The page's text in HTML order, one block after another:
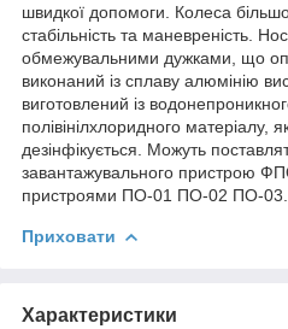
швидкої допомоги. Колеса
стабільність та маневреність.
обмежувальними дужками, що
виконаний із сплаву алюмінію
виготовлений із
полівінілхлоридного матеріалу,
дезінфікується. Можуть
завантажувального пристрою
пристроями ПО-01 ПО-02 ПО-03.
Приховати
Характеристики